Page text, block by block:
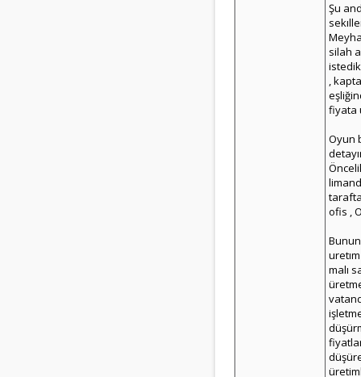
Şu
silah
,
fiyata
Oyun
ofis ,
malı